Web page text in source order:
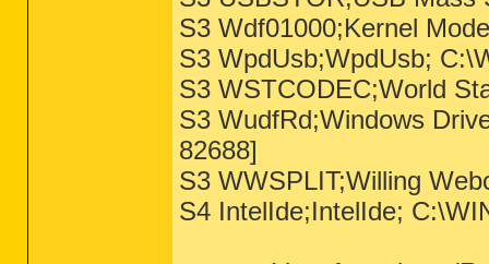
S3 Wdf01000;Kernel
S3 WpdUsb;WpdUsb;
S3 WSTCODEC;World
S3 WudfRd;Windows
82688]
S3 WWSPLIT;Willing
S4 IntelIde;IntelIde;